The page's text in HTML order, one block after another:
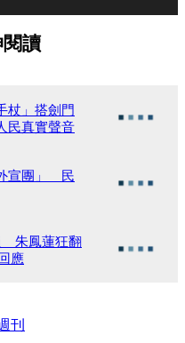
讀
杖」搭劍門
民真實聲音
宣團」 民
朱鳳蓮狂翻
應
刊